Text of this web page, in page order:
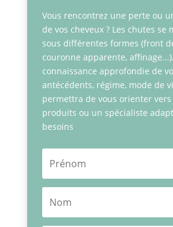
Vous rencontrez une perte ou
de vos cheveux ? Les chutes se
sous différentes formes (front
couronne apparente,
connaissance approfondie de
antécédents, régime, mode de
permettra de vous orienter
produits ou un spécialiste
besoins